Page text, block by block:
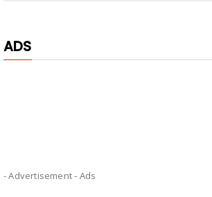
ADS
- Advertisement - Ads